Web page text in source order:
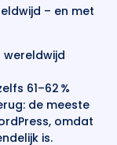
– en met
wereldwijd
61–62 %
de meeste
omdat
is.